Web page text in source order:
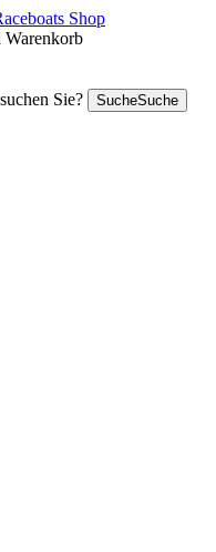
Shop
Warenkorb
Sie?
SucheSuche